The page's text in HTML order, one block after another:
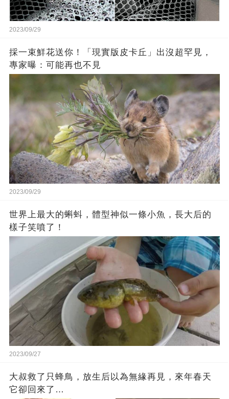
2023/09/29
採一束鮮花送你！「現實版皮卡丘」出沒超罕見，
專家曝：可能再也不見
2023/09/29
世界上最大的蝌蚪，體型神似一條小魚，長大后的
樣子笑噴了！
2023/09/27
大叔救了只蜂鳥，放生后以為無緣再見，來年春天
它卻回來了…